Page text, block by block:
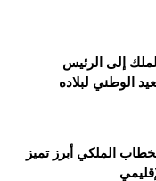
إلى الرئيس
الوطني لبلاده
الملكي أبرز تميز